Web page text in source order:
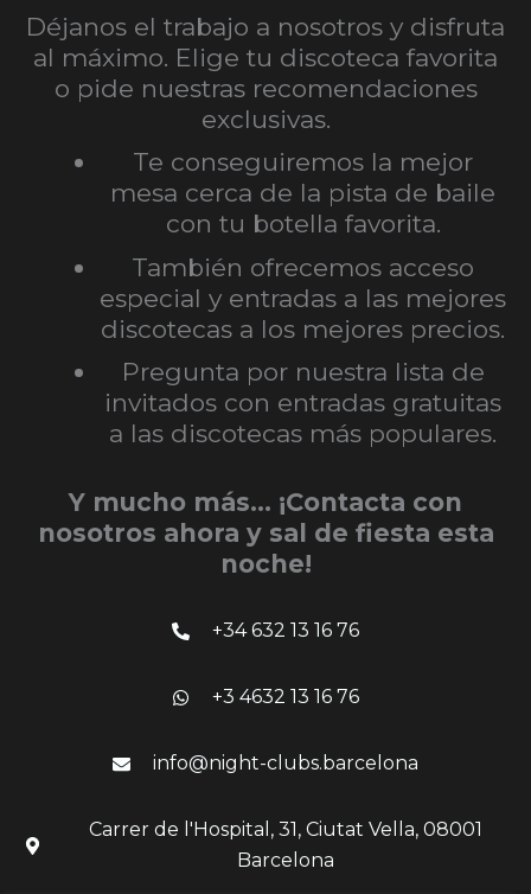
Déjanos el trabajo a nosotros y disfruta
al máximo. Elige tu discoteca favorita
o pide nuestras recomendaciones
exclusivas.
Te conseguiremos la mejor
mesa cerca de la pista de baile
con tu botella favorita.
También ofrecemos acceso
especial y entradas a las mejores
discotecas a los mejores precios.
Pregunta por nuestra lista de
invitados con entradas gratuitas
a las discotecas más populares.
Y mucho más… ¡Contacta con
nosotros ahora y sal de fiesta esta
noche!
+34 632 13 16 76
+3 4632 13 16 76
info@night-clubs.barcelona
Carrer de l'Hospital, 31, Ciutat Vella, 08001
Barcelona